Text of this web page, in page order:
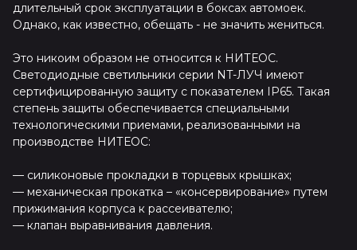
длительный срок эксплуатации в боксах автомоек.
Однако, как известно, обещать - не значить жениться.
Это никоим образом не относится к НИТЕОС.
Светодиодные светильники серии NT-ЛУЧ имеют
сертифицированную защиту с показателем IP65. Такая
степень защиты обеспечивается специальными
технологическими приемами, реализованными на
производстве НИТЕОС:
— силиконовые прокладки в торцевых крышках;
— механическая прокатка – «консервирование» путем
прижимания корпуса к рассеивателю;
— клапан выравнивания давления.